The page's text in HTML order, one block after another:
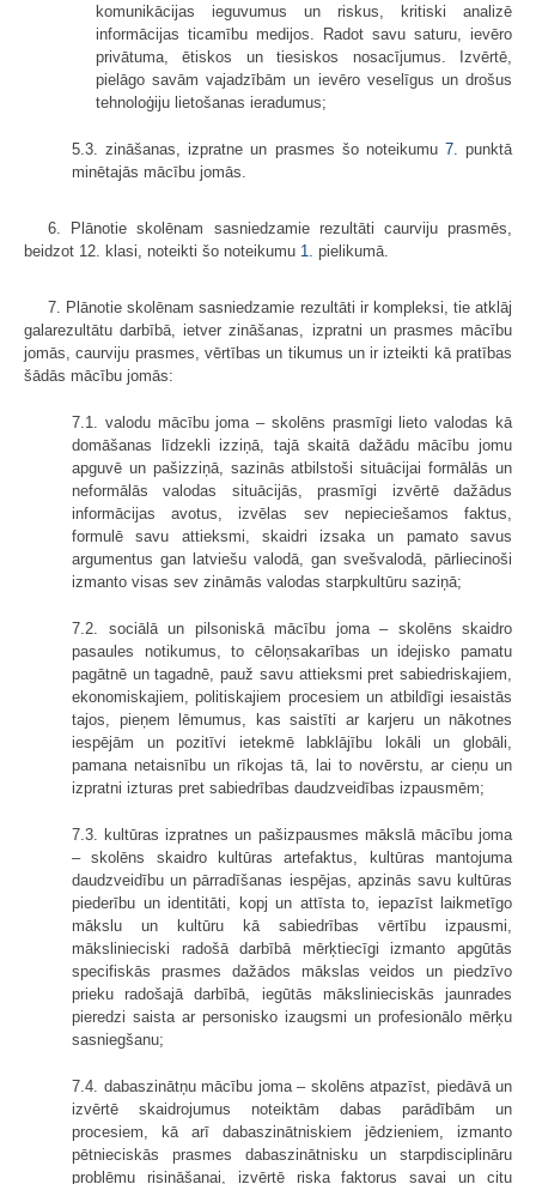
komunikācijas ieguvumus un riskus, kritiski analizē
informācijas ticamību medijos. Radot savu saturu, ievēro
privātuma, ētiskos un tiesiskos nosacījumus. Izvērtē,
pielāgo savām vajadzībām un ievēro veselīgus un drošus
tehnoloģiju lietošanas ieradumus;
5.3. zināšanas, izpratne un prasmes šo noteikumu 7. punktā
minētajās mācību jomās.
6. Plānotie skolēnam sasniedzamie rezultāti caurviju prasmēs,
beidzot 12. klasi, noteikti šo noteikumu 1. pielikumā.
7. Plānotie skolēnam sasniedzamie rezultāti ir kompleksi, tie atklāj
galarezultātu darbībā, ietver zināšanas, izpratni un prasmes mācību
jomās, caurviju prasmes, vērtības un tikumus un ir izteikti kā pratības
šādās mācību jomās:
7.1. valodu mācību joma – skolēns prasmīgi lieto valodas kā
domāšanas līdzekli izziņā, tajā skaitā dažādu mācību jomu
apguvē un pašizziņā, sazinās atbilstoši situācijai formālās un
neformālās valodas situācijās, prasmīgi izvērtē dažādus
informācijas avotus, izvēlas sev nepieciešamos faktus,
formulē savu attieksmi, skaidri izsaka un pamato savus
argumentus gan latviešu valodā, gan svešvalodā, pārliecinoši
izmanto visas sev zināmās valodas starpkultūru saziņā;
7.2. sociālā un pilsoniskā mācību joma – skolēns skaidro
pasaules notikumus, to cēloņsakarības un idejisko pamatu
pagātnē un tagadnē, pauž savu attieksmi pret sabiedriskajiem,
ekonomiskajiem, politiskajiem procesiem un atbildīgi iesaistās
tajos, pieņem lēmumus, kas saistīti ar karjeru un nākotnes
iespējām un pozitīvi ietekmē labklājību lokāli un globāli,
pamana netaisnību un rīkojas tā, lai to novērstu, ar cieņu un
izpratni izturas pret sabiedrības daudzveidības izpausmēm;
7.3. kultūras izpratnes un pašizpausmes mākslā mācību joma
– skolēns skaidro kultūras artefaktus, kultūras mantojuma
daudzveidību un pārradīšanas iespējas, apzinās savu kultūras
piederību un identitāti, kopj un attīsta to, iepazīst laikmetīgo
mākslu un kultūru kā sabiedrības vērtību izpausmi,
mākslinieciski radošā darbībā mērķtiecīgi izmanto apgūtās
specifiskās prasmes dažādos mākslas veidos un piedzīvo
prieku radošajā darbībā, iegūtās mākslinieciskās jaunrades
pieredzi saista ar personisko izaugsmi un profesionālo mērķu
sasniegšanu;
7.4. dabaszinātņu mācību joma – skolēns atpazīst, piedāvā un
izvērtē skaidrojumus noteiktām dabas parādībām un
procesiem, kā arī dabaszinātniskiem jēdzieniem, izmanto
pētnieciskās prasmes dabaszinātnisku un starpdisciplināru
problēmu risināšanai, izvērtē riska faktorus savai un citu